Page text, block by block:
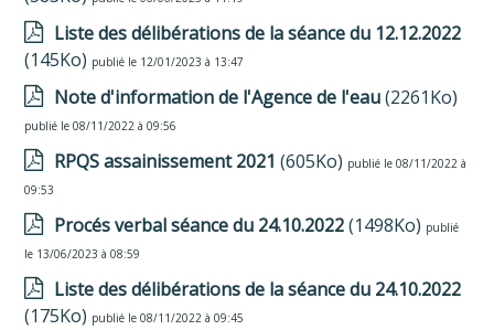
Liste des délibérations de la séance du 12.12.2022
(145Ko) publié le 12/01/2023 à 13:47
Note d'information de l'Agence de l'eau(2261Ko)
publié le 08/11/2022 à 09:56
RPQS assainissement 2021 (605Ko) publié le 08/11/2022 à
09:53
Procés verbal séance du 24.10.2022(1498Ko) publié
le 13/06/2023 à 08:59
Liste des délibérations de la séance du 24.10.2022
(175Ko) publié le 08/11/2022 à 09:45